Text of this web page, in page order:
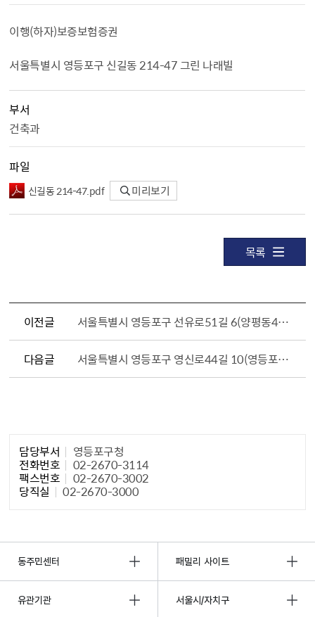
이행（하자）보증보험증권
서울특별시 영등포구 신길동 214-47 그린 나래빌
부서
건축과
파일
신길동 214-47.pdf 미리보기
목록
이전글 서울특별시 영등포구 선유로51길 6（양평동4가 161-7, SM 센트럴）
다음글 서울특별시 영등포구 영신로44길 10（영등포동6가 129）
담당부서 영등포구청
전화번호 02-2670-3114
팩스번호 02-2670-3002
당직실 02-2670-3000
동주민센터 패밀리 사이트
유관기관 서울시/자치구